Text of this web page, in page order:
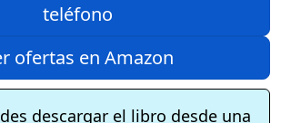
teléfono
ofertas en Amazon
descargar el libro desde una